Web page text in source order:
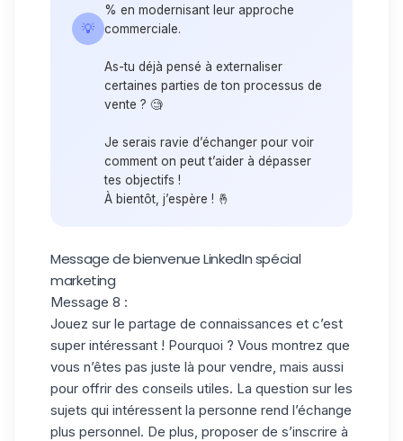
💡
% en modernisant leur approche
commerciale.
As-tu déjà pensé à externaliser
certaines parties de ton processus de
vente ? 🧐
Je serais ravie d’échanger pour voir
comment on peut t’aider à dépasser
tes objectifs !
À bientôt, j’espère ! 🤞
Message de bienvenue LinkedIn spécial
marketing
Message 8 :
Jouez sur le partage de connaissances et c’est
super intéressant ! Pourquoi ? Vous montrez que
vous n’êtes pas juste là pour vendre, mais aussi
pour offrir des conseils utiles. La question sur les
sujets qui intéressent la personne rend l’échange
plus personnel. De plus, proposer de s’inscrire à